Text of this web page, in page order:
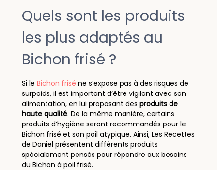
Quels sont les produits
les plus adaptés au
Bichon frisé ?
Si le Bichon frisé ne s’expose pas à des risques de
surpoids, il est important d’être vigilant avec son
alimentation, en lui proposant des produits de
haute qualité. De la même manière, certains
produits d’hygiène seront recommandés pour le
Bichon frisé et son poil atypique. Ainsi, Les Recettes
de Daniel présentent différents produits
spécialement pensés pour répondre aux besoins
du Bichon à poil frisé.